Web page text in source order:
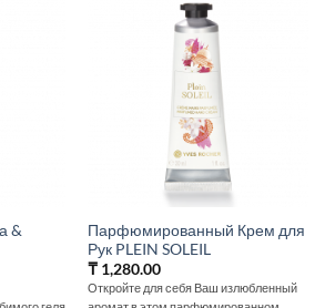
&
Парфюмированный Крем для
Рук PLEIN SOLEIL
₸1,280.00
Откройте для себя Ваш излюбленный